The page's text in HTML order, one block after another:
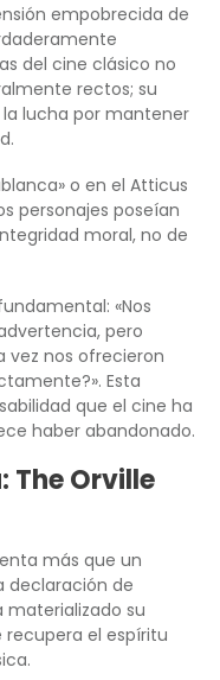
empobrecida de
del cine clásico no
rectos; su
lucha por mantener
o en el Atticus
personajes poseían
moral, no de
«Nos
pero
vez nos ofrecieron
Esta
que el cine ha
haber abandonado.
The Orville
más que un
declaración de
materializado su
el espíritu